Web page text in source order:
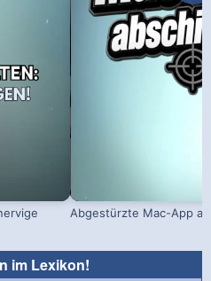
Abgestürzte Mac-App
im Lexikon!